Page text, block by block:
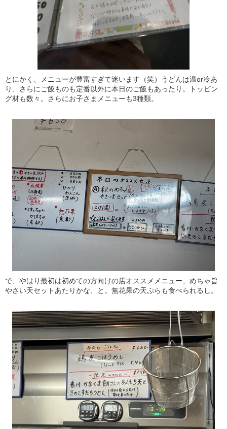
とにかく、メニューが豊富すぎて迷います（笑）うどんは温or冷あ
り、さらにご飯ものも定番以外に本日のご飯もあったり。トッピン
グ材も数々。さらにお子さまメニューも3種類。
で、やはり最初は初めての方向けの店オススメメニュー、めちゃ旨
やさい天セットあたりかな、と。無花果の天ぷらも食べられるし。